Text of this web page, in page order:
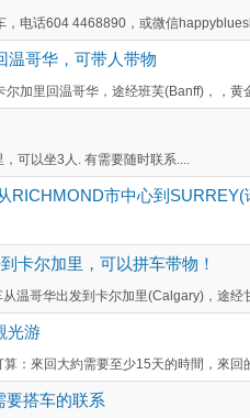
电话604 4468890，或微信
温哥华，可带人带物
加里回温哥华，途经班芙(Banff)，，黄
可以坐3人. 有需要随时联系....
RICHMOND市中心到SURREY(
卡尔加里，可以拼车带物！
温哥华出发到卡尔加里(Calgary)，途经
光游
：來回大約需要至少15天的時間，來回
要搭车的联系